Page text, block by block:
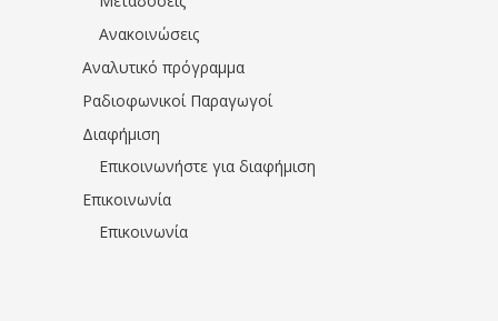
Ανακοινώσεις
Αναλυτικό πρόγραμμα
Ραδιοφωνικοί Παραγωγοί
Διαφήμιση
Επικοινωνήστε για διαφήμιση
Επικοινωνία
Επικοινωνία